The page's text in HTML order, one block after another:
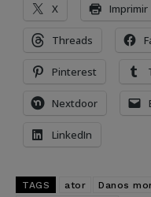
X Imprimir
Threads
Pinterest
Nextdoor
LinkedIn
TAGS ator Danos